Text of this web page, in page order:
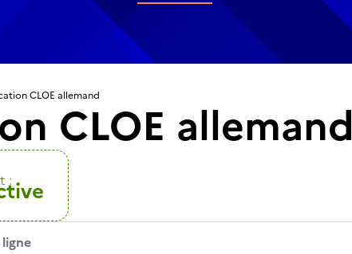
CLOE allemand
CLOE allemand
: